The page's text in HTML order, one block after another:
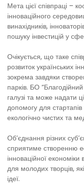
Мета цієї співпраці –
інноваційного
винахідників,
пошуку інвестицій у
Очікується, що таке
розвиток українських
зокрема завдяки
парків. БО
галузі та може надати
допомогу для
екологічно чистих та
Об’єднання різних
сприятиме створенню
інноваційної
для молодих творців,
ідеї.